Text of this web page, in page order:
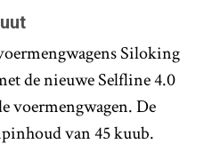
Siloking
de nieuwe Selfline 4.0
voermengwagen. De
van 45 kuub.